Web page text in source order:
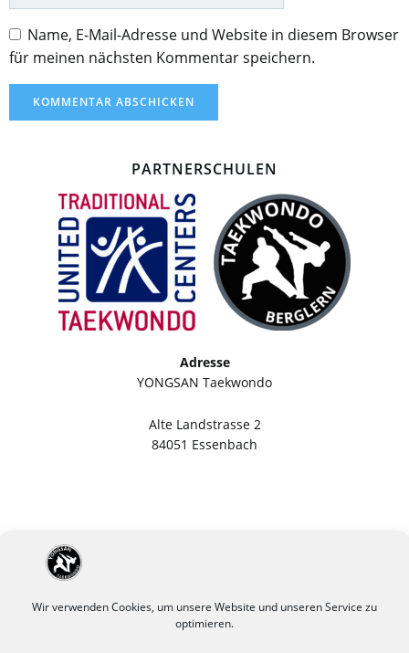
Wir verwenden Cookies, um unsere Website und unseren Service zu
optimieren.
Name, E-Mail-Adresse und Website in diesem Browser
für meinen nächsten Kommentar speichern.
PARTNERSCHULEN
Adresse
YONGSAN Taekwondo
Alte Landstrasse 2
84051 Essenbach